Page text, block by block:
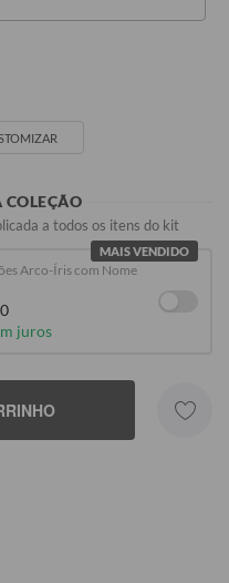
COLEÇÃO
a todos os itens do kit
MAIS VENDIDO
Arco-Íris com Nome
juros